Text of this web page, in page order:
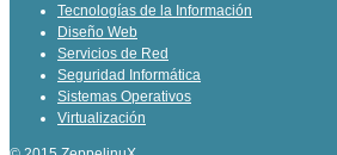
Tecnologías de la Información
Diseño Web
Servicios de Red
Seguridad Informática
Sistemas Operativos
Virtualización